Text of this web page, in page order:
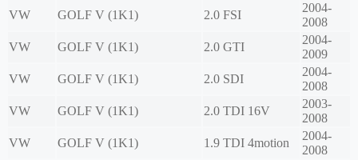
VW
GOLF V (1K1) 2.0 FSI
2004-
2008
VW
GOLF V (1K1) 2.0 GTI
2004-
2009
VW
GOLF V (1K1) 2.0 SDI
2004-
2008
VW
GOLF V (1K1) 2.0 TDI 16V
2003-
2008
VW
GOLF V (1K1) 1.9 TDI 4motion
2004-
2008